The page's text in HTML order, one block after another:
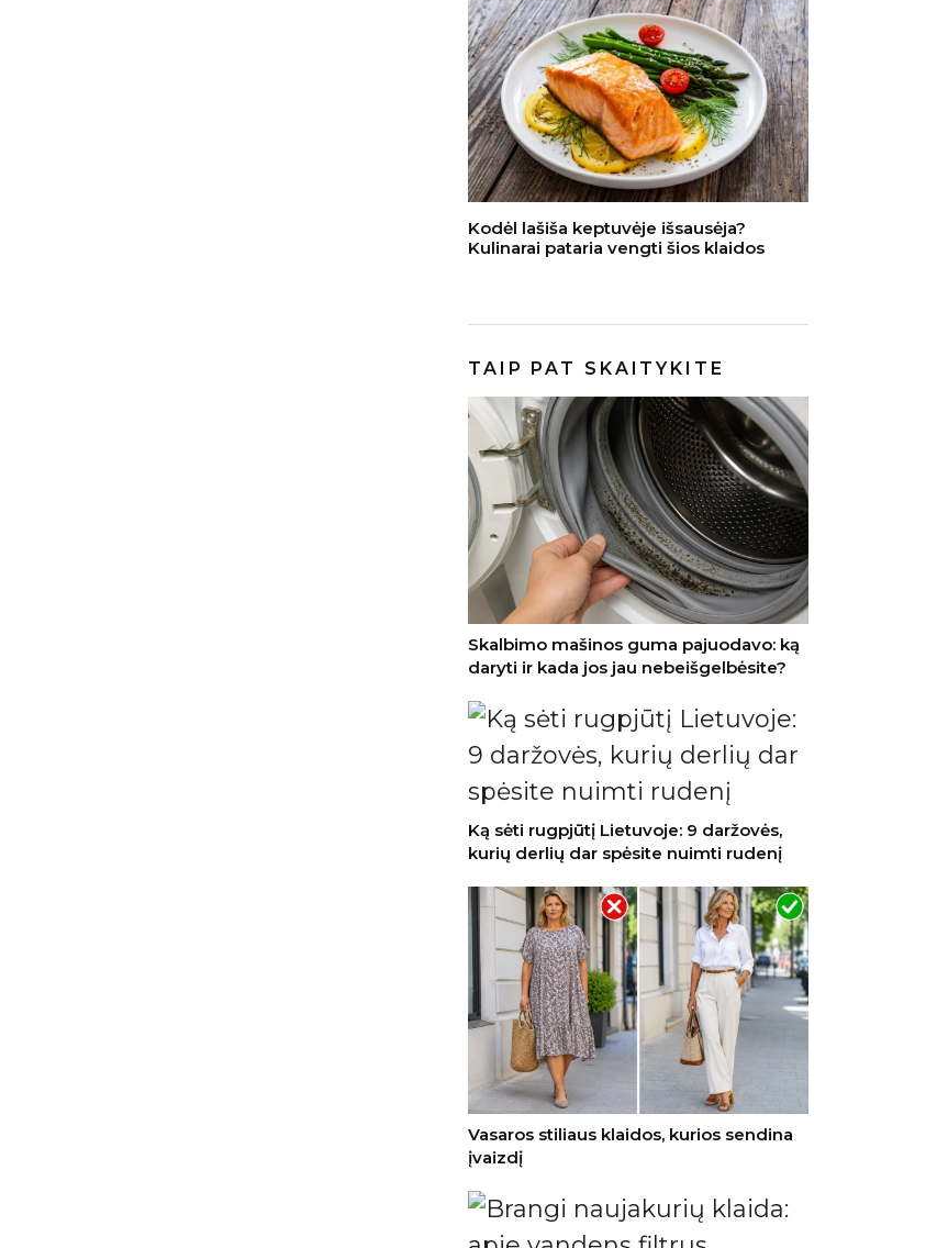
Kodėl lašiša keptuvėje išsausėja?
Kulinarai pataria vengti šios klaidos
TAIP PAT SKAITYKITE
Skalbimo mašinos guma pajuodavo: ką
daryti ir kada jos jau nebeišgelbėsite?
Ką sėti rugpjūtį Lietuvoje: 9 daržovės,
kurių derlių dar spėsite nuimti rudenį
Vasaros stiliaus klaidos, kurios sendina
įvaizdį